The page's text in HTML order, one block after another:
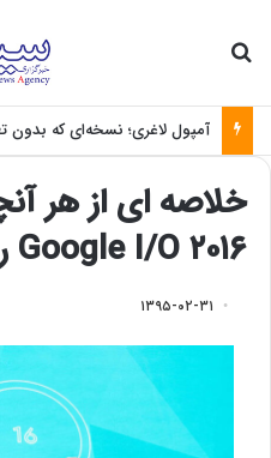
آمپول لاغری؛ نسخه‌ای که
خلاصه ای از هر
Google I/O ۲۰۱۶ روی داد
۱۳۹۵-۰۲-۳۱